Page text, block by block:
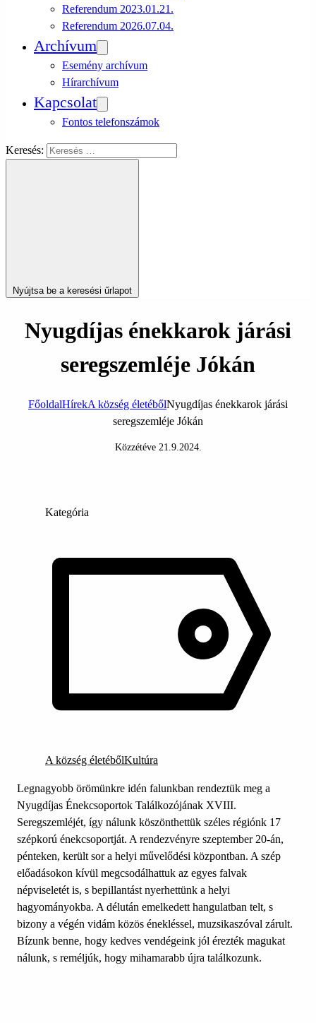
Referendum 2023.01.21.
Referendum 2026.07.04.
Archívum
Esemény archívum
Hírarchívum
Kapcsolat
Fontos telefonszámok
Keresés:
Nyújtsa be a keresési űrlapot
Nyugdíjas énekkarok járási
seregszemléje Jókán
FőoldalHírekA község életébőlNyugdíjas énekkarok járási
seregszemléje Jókán
Közzétéve 21.9.2024.
Kategória
A község életébőlKultúra
Legnagyobb örömünkre idén falunkban rendeztük meg a
Nyugdíjas Énekcsoportok Találkozójának XVIII.
Seregszemléjét, így nálunk köszönthettük széles régiónk 17
szépkorú énekcsoportját. A rendezvényre szeptember 20-án,
pénteken, került sor a helyi művelődési központban. A szép
előadásokon kívül megcsodálhattuk az egyes falvak
népviseletét is, s bepillantást nyerhettünk a helyi
hagyományokba. A délután emelkedett hangulatban telt, s
bizony a végén vidám közös énekléssel, muzsikaszóval zárult.
Bízunk benne, hogy kedves vendégeink jól érezték magukat
nálunk, s reméljúk, hogy mihamarabb újra találkozunk.